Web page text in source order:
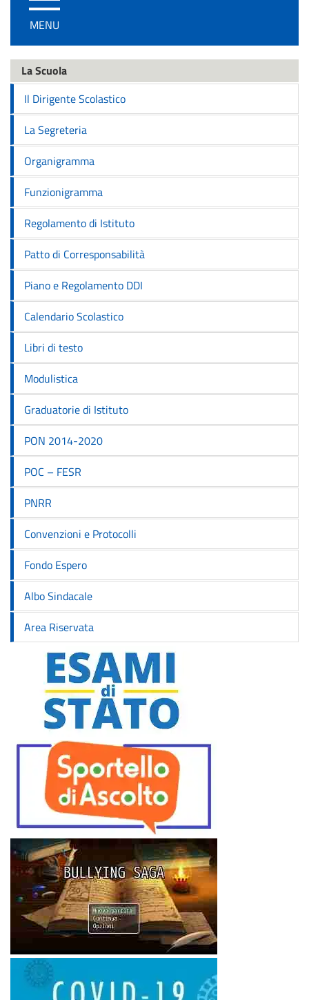
/
disattiva
navigazione
MENU
La Scuola
Il Dirigente Scolastico
La Segreteria
Organigramma
Funzionigramma
Regolamento di Istituto
Patto di Corresponsabilità
Piano e Regolamento DDI
Calendario Scolastico
Libri di testo
Modulistica
Graduatorie di Istituto
PON 2014-2020
POC – FESR
PNRR
Convenzioni e Protocolli
Fondo Espero
Albo Sindacale
Area Riservata